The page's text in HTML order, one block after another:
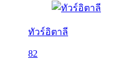
ทัวร์อิตาลี
82